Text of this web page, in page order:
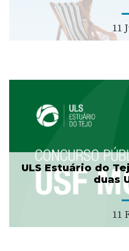
11
ULS Estuário do
duas
11